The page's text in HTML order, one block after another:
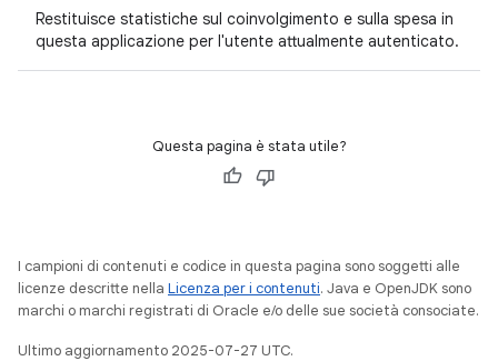
Restituisce statistiche sul coinvolgimento e sulla spesa in
questa applicazione per l'utente attualmente autenticato.
Questa pagina è stata utile?
I campioni di contenuti e codice in questa pagina sono soggetti alle
licenze descritte nella Licenza per i contenuti. Java e OpenJDK sono
marchi o marchi registrati di Oracle e/o delle sue società consociate.
Ultimo aggiornamento 2025-07-27 UTC.